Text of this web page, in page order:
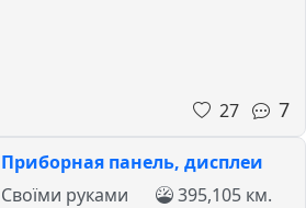
27 7
Приборная панель, дисплеи
Своїми руками
395,105 км.